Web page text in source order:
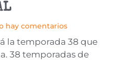
hay comentarios
la temporada 38 que
38 temporadas de